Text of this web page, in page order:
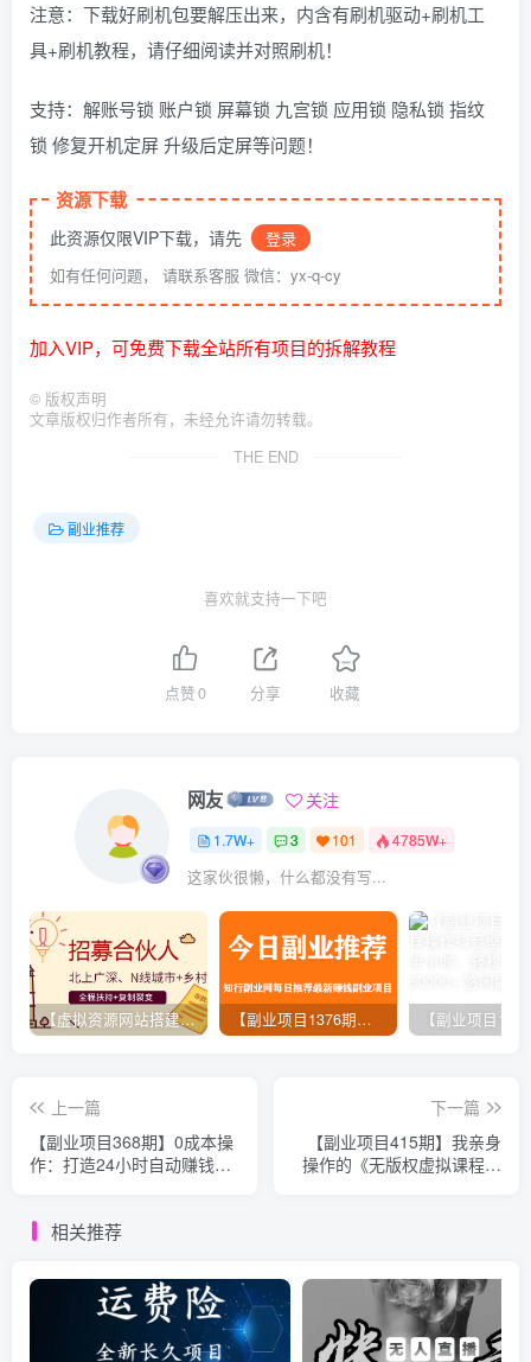
注意：下载好刷机包要解压出来，内含有刷机驱动+刷机工
具+刷机教程，请仔细阅读并对照刷机！
支持：解账号锁 账户锁 屏幕锁 九宫锁 应用锁 隐私锁 指纹
锁 修复开机定屏 升级后定屏等问题！
资源下载
此资源仅限VIP下载，请先
登录
如有任何问题， 请联系客服 微信：yx-q-cy
加入VIP，可免费下载全站所有项目的拆解教程
© 版权声明
文章版权归作者所有，未经允许请勿转载。
THE END
副业推荐
喜欢就支持一下吧
点赞0 分享 收藏
网友 关注
1.7W+ 3 101 4785W+
这家伙很懒，什么都没有写...
【虚拟资源网站搭建服务】加盟本站系统，做一个和本站一样的独立网站，躺赚的项目 【副业项目1376期】龟课最新闲鱼项目玩法实战教程_全新升级月收益几千到几万
上一篇
【副业项目368期】0成本操
作：打造24小时自动赚钱机
下一篇
【副业项目415期】我亲身
操作的《无版权虚拟课程项
相关推荐